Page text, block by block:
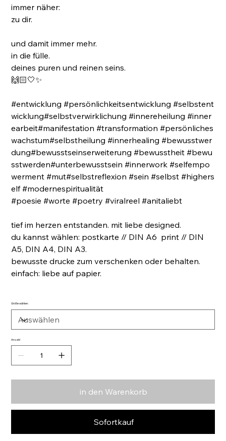
immer näher:
zu dir.
und damit immer mehr.
in die fülle.
deines puren und reinen seins.
🙌🏻🤍✨
#entwicklung #persönlichkeitsentwicklung #selbstent
wicklung#selbstverwirklichung #innereheilung #inner
earbeit#manifestation #transformation #persönliches
wachstum#selbstheilung #innerhealing #bewusstwer
dung#bewusstseinserweiterung #bewusstheit #bewu
sstwerden#unterbewusstsein #innerwork #selfempo
werment #mut#selbstreflexion #sein #selbst #highers
elf #modernespiritualität
#poesie #worte #poetry #viralreel #anitaliebt
tief im herzen entstanden. mit liebe designed.
du kannst wählen: postkarte // DIN A6 print // DIN
A5, DIN A4, DIN A3.
bewusste drucke zum verschenken oder behalten.
einfach: liebe auf papier.
Größe wählen:
Anzahl
in den Warenkorb
Sofortkauf